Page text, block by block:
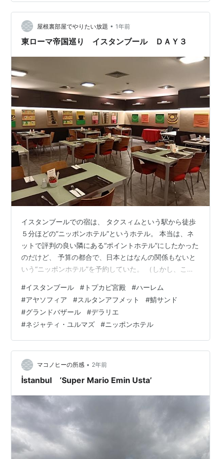
成〜！ サンド系はラップで巻いてからナイフで半分にす
ると綺麗にカットできます。 おうちにあったもので作っ
てみただけだけれど、結構いい感じに。 焼き鯖のおかげ
で結構ボリュームのあるサンドイッチになったのも良い
屋根裏部屋でやりたい放題 • 1年前
東ローマ帝国巡り イスタンブール ＤＡＹ３
イスタンブールでの宿は、 タクスィムという駅から徒歩
５分ほどの“ニッポンホテル”というホテル。 本当は、ネ
ットで評判の良い隣にある“ポイントホテル”にしたかった
のだけど、 予算の都合で、日本とはなんの関係もないと
いう“ニッポンホテル”を予約していた。 （しかし、これ
た。 ホテルは朝食付きに決めているので、そそくさとモ
ーニングブッフェの会場へ向かう。 会場は清潔感があっ
て、スタッフも礼儀正しく気持ちがいい。 料理もいろい
ろ豊富に提供されていたが、スマホの翻訳機のおかげで
「Mantarli Omlet」がきのこのオムレツだということが分
かり、 …
#イスタンブール # トプカピ宮殿 #ハーレム
#アヤソフィア #スルタンアフメット #鯖サンド
#グランドバザール #デラリエ
#ネジャティ・ユルマズ #ニッポンホテル
マコノヒーの所感 • 2年前
İstanbul ‘Super Mario Emin Usta’